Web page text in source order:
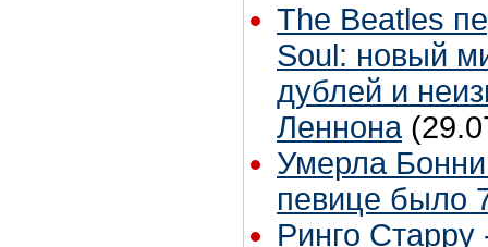
The Beatles
Soul: новый
дублей и
Леннона
Умерла
певице было
Ринго Старру